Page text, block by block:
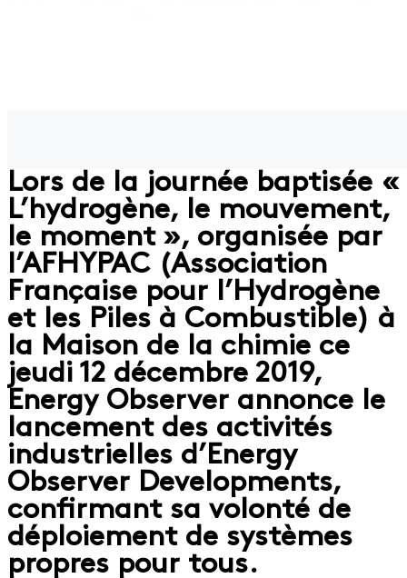
Lors de la journée baptisée «
L’hydrogène, le mouvement,
le moment », organisée par
l’AFHYPAC (Association
Française pour l’Hydrogène
et les Piles à Combustible) à
la Maison de la chimie ce
jeudi 12 décembre 2019,
Energy Observer annonce le
lancement des activités
industrielles d’Energy
Observer Developments,
confirmant sa volonté de
déploiement de systèmes
propres pour tous.